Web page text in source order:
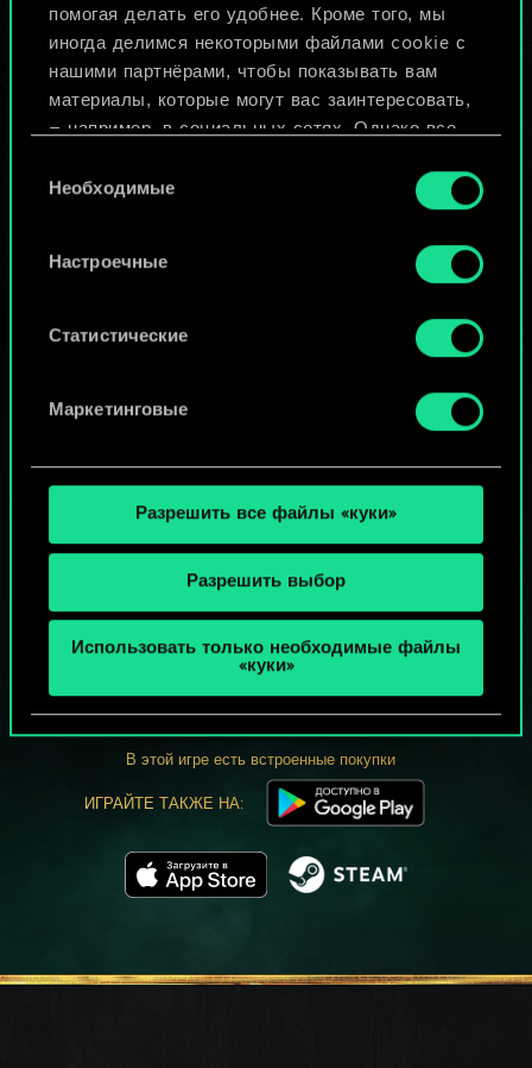
помогая делать его удобнее. Кроме того, мы
иногда делимся некоторыми файлами cookie с
нашими партнёрами, чтобы показывать вам
материалы, которые могут вас заинтересовать,
— например, в социальных сетях. Однако все
разрешения.
Найти подробную информацию о том, как мы
используем ваши файлы cookie, и изменить
«Настройки» ниже.
согласия
Необходимые
Настроечные
Статистические
Маркетинговые
Разрешить все файлы «куки»
Разрешить выбор
Использовать только необходимые файлы
«куки»
Изменить колоду
ИЛИ
МОЖЕТ ПАРТЕЕЧКУ В ГВИНТ?
ИГРАТЬ
БЕСПЛАТНО НА ПК
В этой игре есть встроенные покупки
ИГРАЙТЕ ТАКЖЕ НА: